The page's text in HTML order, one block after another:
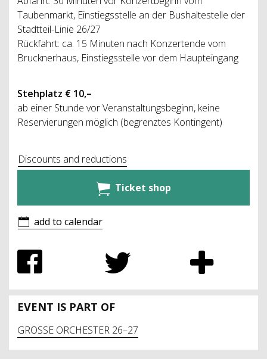
Taubenmarkt, Einstiegsstelle an der Bushaltestelle der
Stadtteil-Linie 26/27
Rückfahrt: ca. 15 Minuten nach Konzertende vom
Brucknerhaus, Einstiegsstelle vor dem Haupteingang
Stehplatz € 10,–
ab einer Stunde vor Veranstaltungsbeginn, keine
Reservierungen möglich (begrenztes Kontingent)
Discounts and reductions
Ticket shop
add to calendar
EVENT IS PART OF
GROSSE ORCHESTER 26–27